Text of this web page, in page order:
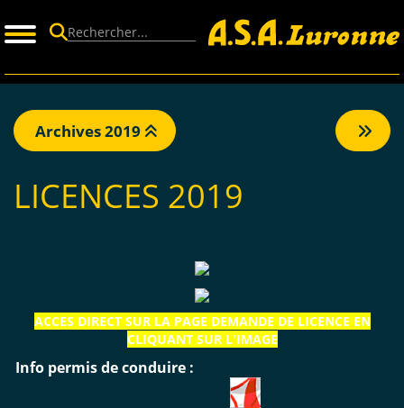
Archives 2019
LICENCES 2019
ACCES DIRECT SUR LA PAGE DEMANDE DE LICENCE EN
CLIQUANT SUR L'IMAGE
Info permis de conduire :